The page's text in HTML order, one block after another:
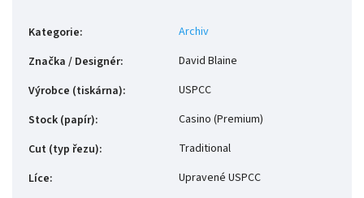
Kategorie:
Archiv
Značka / Designér:
David Blaine
Výrobce (tiskárna):
USPCC
Stock (papír):
Casino (Premium)
Cut (typ řezu):
Traditional
Líce:
Upravené USPCC